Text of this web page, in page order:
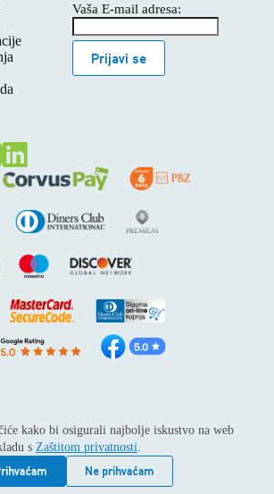
kako bi osigurali najbolje iskustvo na web
s Zaštitom privatnosti.
Ne prihvaćam
Vaša E-mail adresa:
Prijavi se
pridržana © 2026
Alago
usluge i zastupanje stranih tvrtki /
10436 Rakov potok / Telefon: +385 1
/ Podaci o subjektu:
Trgovačkog suda u Zagrebu pod